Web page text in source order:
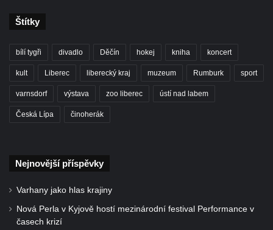
Štítky
bílí tygři divadlo Děčín hokej kniha koncert
kult Liberec liberecký kraj muzeum Rumburk sport
varnsdorf výstava zoo liberec ústí nad labem
Česká Lípa činoherák
Nejnovější příspěvky
Varhany jako hlas krajiny
Nová Perla v Kyjově hostí mezinárodní festival Performance v
časech krizí